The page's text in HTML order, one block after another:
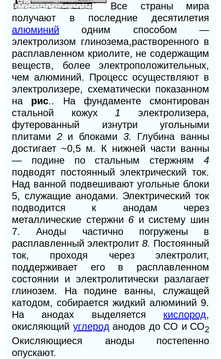
Все страны мира
получают в последние десятилетия
алюминий одним способом —
электролизом глинозема,растворенного в
расплавленном криолите, не содержащим
веществ, более электроположительных,
чем алюминий. Процесс осуществляют в
электролизере, схематически показанном
на рис.. На фундаменте смонтирован
стальной кожух1электролизера,
футерованный изнутри угольными
плитами 2 и блоками 3. Глубина ванны
достигает ~0,5 м. К нижней части ванны
— подине по стальным стержням 4
подводят постоянный электрический ток.
Над ванной подвешивают угольные блоки
5, служащие анодами. Электрический ток
подводится к анодам через
металлические стержни 6 и систему шин
7. Аноды частично погружены в
расплавленный электролит 8. Постоянный
ток, проходя через электролит,
поддерживает его в расплавленном
состоянии и электролитически разлагает
глинозем. На подине ванны, служащей
катодом, собирается жидкий алюминий 9.
На анодах выделяется кислород,
окисляющий углерод анодов до СО и СО2
Окисляющиеся аноды постепенно
опускают.